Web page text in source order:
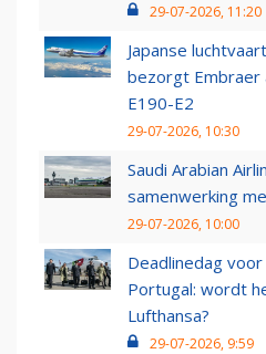
29-07-2026, 11:20
Japanse
bezorgt Embraer
E190-E2
29-07-2026, 10:30
Saudi Arabian
samenwerking
29-07-2026, 10:00
Deadlinedag
Portugal: wordt
Lufthansa?
29-07-2026, 9:59